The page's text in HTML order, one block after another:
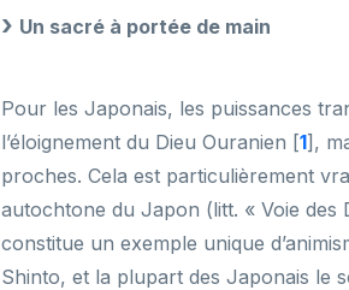
Un sacré à portée de main
Pour les Japonais, les puissances
l’éloignement du Dieu Ouranien [1] ,
proches. Cela est particulièrement
autochtone du Japon (litt. « Voie des
constitue un exemple unique
Shinto, et la plupart des Japonais le